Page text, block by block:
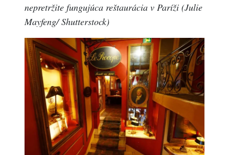
nepretržite fungujúca reštaurácia v Paríži (Julie
Mayfeng/ Shutterstock)